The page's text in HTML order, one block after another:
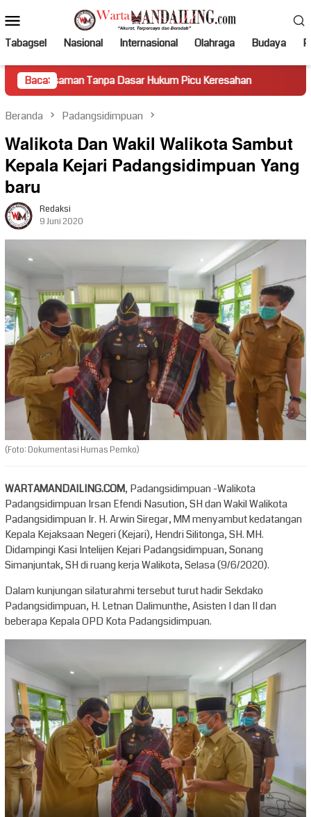
ke
kontenMobile
Tabagsel Nasional Internasional Olahraga Budaya
Baca:
Dasar Hukum Picu Keresahan Truk Miring Hambat
Beranda Padangsidimpuan
Walikota Dan Wakil Walikota Sambut
Kepala Kejari Padangsidimpuan Yang
baru
Redaksi
9 Juni 2020
(Foto: Dokumentasi Humas Pemko)
WARTAMANDAILING.COM, Padangsidimpuan -Walikota
Padangsidimpuan Irsan Efendi Nasution, SH dan Wakil Walikota
Padangsidimpuan Ir. H. Arwin Siregar, MM menyambut kedatangan
Kepala Kejaksaan Negeri (Kejari), Hendri Silitonga, SH. MH.
Didampingi Kasi Intelijen Kejari Padangsidimpuan, Sonang
Simanjuntak, SH di ruang kerja Walikota, Selasa (9/6/2020).
Dalam kunjungan silaturahmi tersebut turut hadir Sekdako
Padangsidimpuan, H. Letnan Dalimunthe, Asisten I dan II dan
beberapa Kepala OPD Kota Padangsidimpuan.